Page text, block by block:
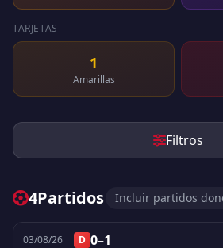
TARJETAS
1
Amarillas
Filtros
4Partidos Incluir partidos
03/08/26 D 0–1